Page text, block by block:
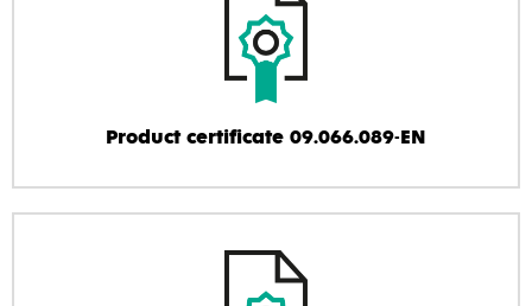
Product certificate 09.066.089-EN